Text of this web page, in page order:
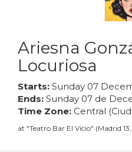
Ariesna
Locuriosa
Starts: Sunday 07
Ends: Sunday 07 de
Time Zone: Central
at "Teatro Bar El Vicio" (Madrid